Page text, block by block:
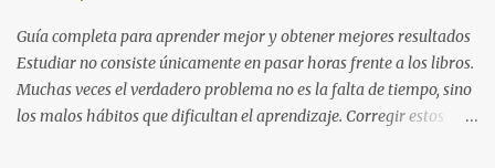
pierdas la letra O , diseñada con ese estilo geométrico tan carac...
Guía completa para aprender mejor y obtener mejores resultados
Estudiar no consiste únicamente en pasar horas frente a los libros.
Muchas veces el verdadero problema no es la falta de tiempo, sino
los malos hábitos que dificultan el aprendizaje. Corregir estos